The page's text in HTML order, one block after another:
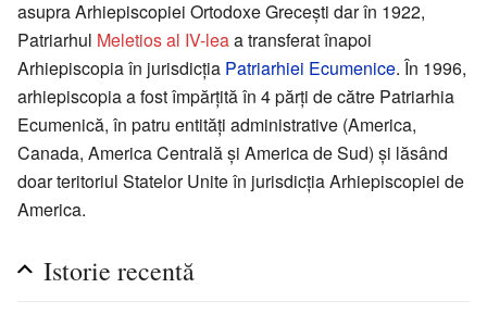
asupra Arhiepiscopiei Ortodoxe Greceşti dar în 1922,
Patriarhul Meletios al IV-leaa transferat înapoi
Arhiepiscopia în jurisdicţia Patriarhiei Ecumenice. În 1996,
arhiepiscopia a fost împărţită în 4 părţi de către Patriarhia
Ecumenică, în patru entităţi administrative (America,
Canada, America Centrală şi America de Sud) şi lăsând
doar teritoriul Statelor Unite în jurisdicţia Arhiepiscopiei de
America.
Istorie recentă